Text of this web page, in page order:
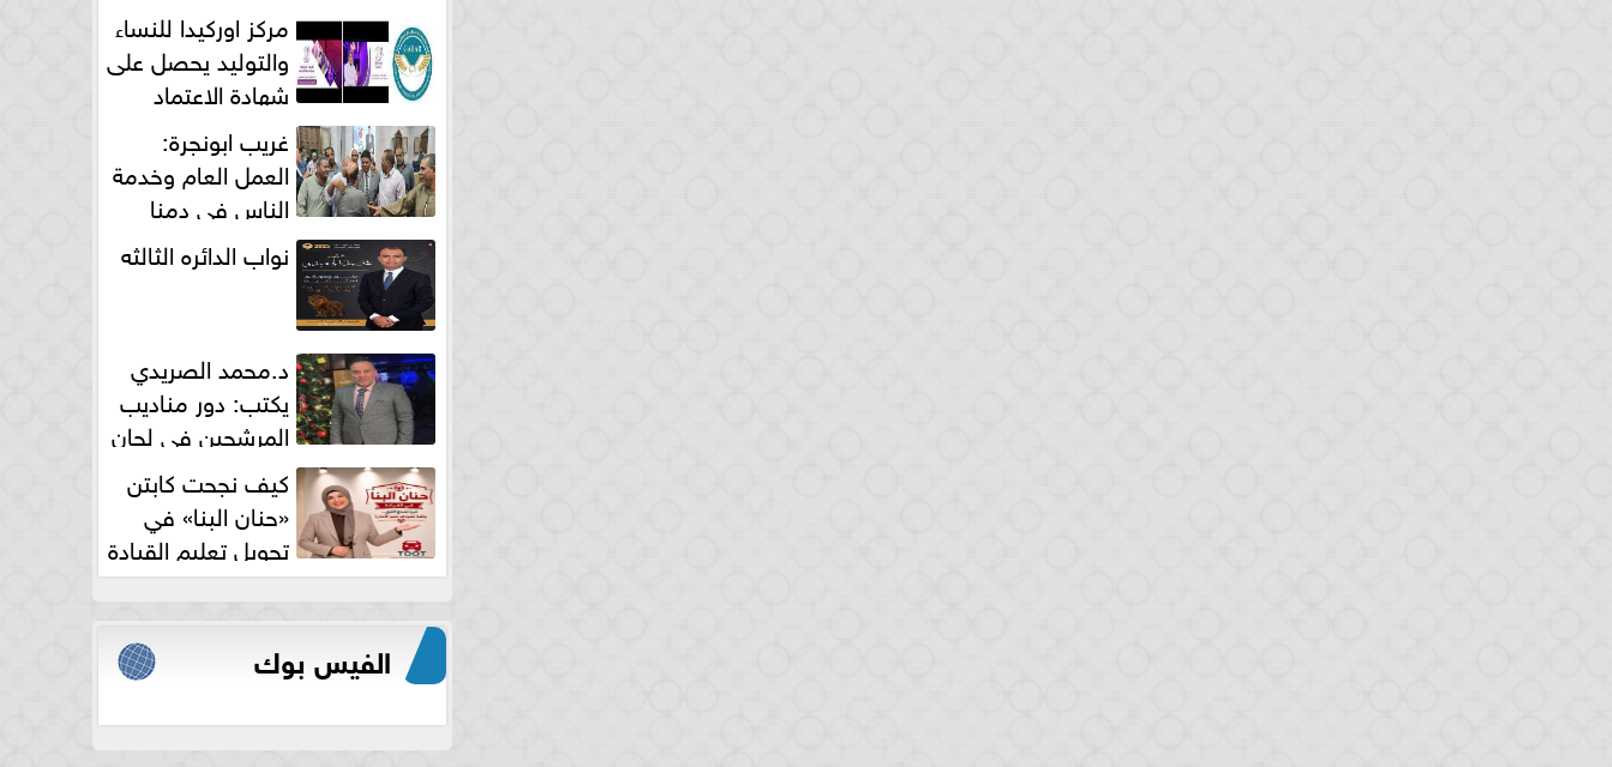
مركز اوركيدا للنساء
والتوليد يحصل على
شهادة الاعتماد
الكامل
غريب ابونجرة:
العمل العام وخدمة
الناس فى دمنا
نواب الدائره الثالثه
د.محمد الصريدي
يكتب: دور مناديب
المرشحين في لجان
الانتخابات
كيف نجحت كابتن
«حنان البنا» في
تحويل تعليم القيادة
النسائية من خوف...
الفيس بوك